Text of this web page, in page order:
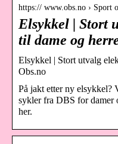
https:// www.obs.no › Sport
Elsykkel | Stort
til dame og
Elsykkel | Stort utvalg
Obs.no
På jakt etter ny elsykkel?
sykler fra DBS for damer
her.